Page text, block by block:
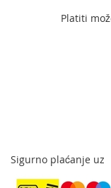
Platiti
Sigurno plaćanje uz